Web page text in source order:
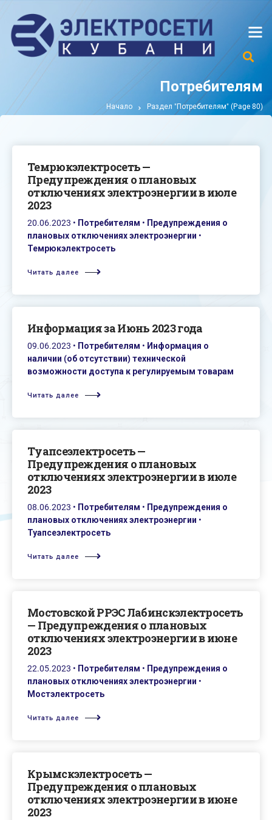
Потребителям
Начало Раздел "Потребителям" (Page 80)
Темрюкэлектросеть —
Предупреждения о плановых
отключениях электроэнергии в июле
2023
20.06.2023 • Потребителям • Предупреждения о
плановых отключениях электроэнергии •
Темрюкэлектросеть
Читать далее
Информация за Июнь 2023 года
09.06.2023 • Потребителям • Информация о
наличии (об отсутствии) технической
возможности доступа к регулируемым товарам
Читать далее
Туапсеэлектросеть —
Предупреждения о плановых
отключениях электроэнергии в июле
2023
08.06.2023 • Потребителям • Предупреждения о
плановых отключениях электроэнергии •
Туапсеэлектросеть
Читать далее
Мостовской РРЭС Лабинскэлектросеть
— Предупреждения о плановых
отключениях электроэнергии в июне
2023
22.05.2023 • Потребителям • Предупреждения о
плановых отключениях электроэнергии •
Мостэлектросеть
Читать далее
Крымскэлектросеть —
Предупреждения о плановых
отключениях электроэнергии в июне
2023